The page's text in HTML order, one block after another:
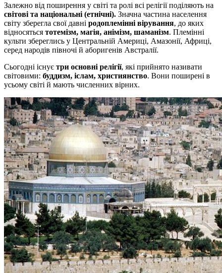
Залежно від поширення у світі та ролі всі релігії поділяють на
світові та національні (етнічні). Значна частина населення
світу зберегла свої давні родоплемінні вірування, до яких
відносяться тотемізм, магія, анімізм, шаманізм. Племінні
культи збереглись у Центральній Америці, Амазонії, Африці,
серед народів півночі й аборигенів Австралії.
Сьогодні існує три основні релігії, які прийнято називати
світовими: буддизм, іслам, християнство. Вони поширені в
усьому світі й мають численних вірних.